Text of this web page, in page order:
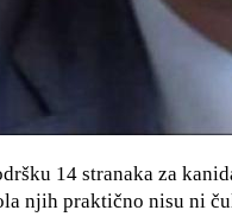
14 stranaka za
njih praktično nisu ni